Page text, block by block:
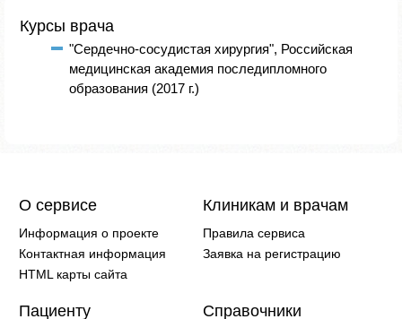
Курсы врача
"Сердечно-сосудистая хирургия", Российская
медицинская академия последипломного
образования (2017 г.)
О сервисе
Информация о проекте
Контактная информация
HTML карты сайта
Клиникам и врачам
Правила сервиса
Заявка на регистрацию
Пациенту Справочники